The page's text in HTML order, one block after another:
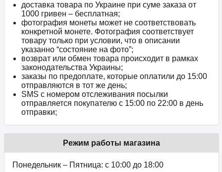
доставка товара по Украине при суме заказа от
1000 гривен – бесплатная;
фотография монеты может не соответствовать
конкретной монете. Фотография соответствует
товару только при условии, что в описании
указанно “состояние на фото”;
возврат или обмен товара происходит в рамках
законодательства Украины;
заказы по предоплате, которые оплатили до 15:00
отправляются в тот же день;
SMS с номером отслеживания посылки
отправляется покупателю с 15:00 по 22:00 в день
отправки;
Режим работы магазина
Понедельник – Пятница: с 10:00 до 18:00